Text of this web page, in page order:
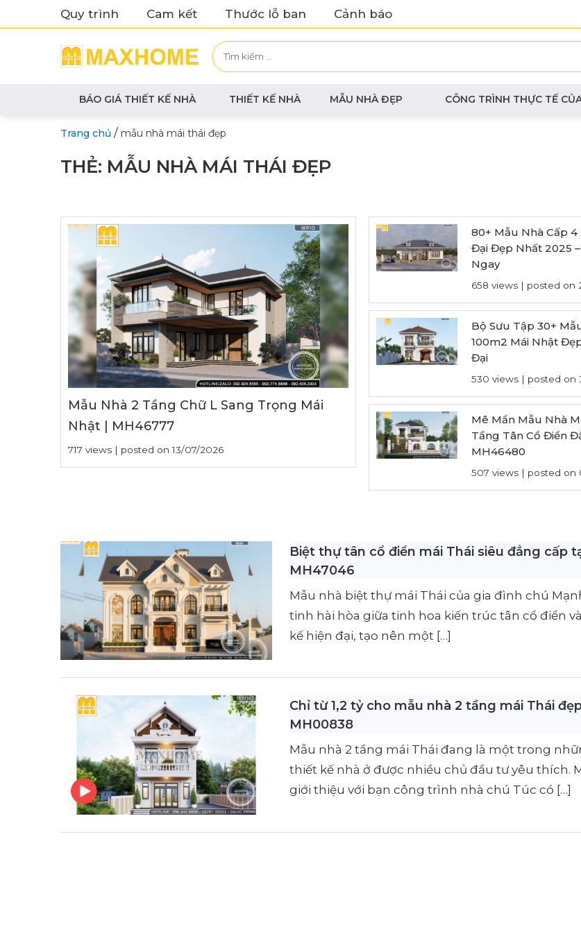
Quy trình Cam kết Thước lỗ ban Cảnh báo
BÁO GIÁ THIẾT KẾ NHÀ THIẾT KẾ NHÀ MẪU NHÀ ĐẸP CÔNG TRÌNH THỰC TẾ
Trang chủ / mẫu nhà mái thái đẹp
THẺ: MẪU NHÀ MÁI THÁI ĐẸP
Mẫu Nhà 2 Tầng Chữ L Sang Trọng Mái
Nhật | MH46777
717 views | posted on 13/07/2026
80+ Mẫu Nhà Cấp
Đại Đẹp Nhất 2025
Ngay
658 views| posted on
Bộ Sưu Tập 30+
100m2 Mái Nhật
Đại
530 views| posted on
Mê Mẩn Mẫu Nhà
Tầng Tân Cổ Điển
MH46480
507 views| posted on
Biệt thự tân cổ điển mái Thái siêu đẳng cấp
MH47046
Mẫu nhà biệt thự mái Thái của gia đình chú
tinh hài hòa giữa tinh hoa kiến trúc tân cổ điển
kế hiện đại, tạo nên một […]
Chỉ từ 1,2 tỷ cho mẫu nhà 2 tầng mái Thái đẹp
MH00838
Mẫu nhà 2 tầng mái Thái đang là một trong
thiết kế nhà ở được nhiều chủ đầu tư yêu thích.
giới thiệu với bạn công trình nhà chú Túc có […]